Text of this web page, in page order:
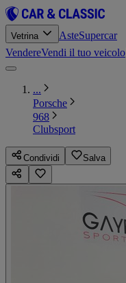
Vetrina AsteSupercar
VendereVendi il tuo veicolo
...
Porsche
968
Clubsport
Condividi Salva